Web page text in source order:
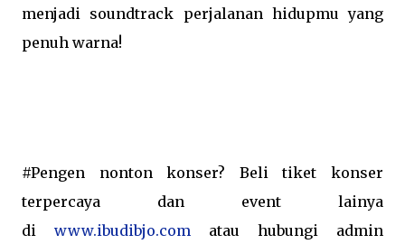
menjadi soundtrack perjalanan hidupmu yang
penuh warna!
#Pengen nonton konser? Beli tiket konser
terpercaya dan event lainya
di www.ibudibjo.com atau hubungi admin